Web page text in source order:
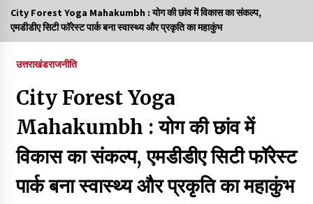
Minorities Rights Day : विश्व अल्पसंख्यक अधिकार दिवस
कार्यक्रम में शामिल हुए सीएम,आधुनिक मदरसों का नाम अब्दुल कलाम के नाम
Thought Of The Day 7 September
September 7, 2023
Thought Of The Day 6 September
September 6, 2023
City Forest Yoga Mahakumbh : योग की छांव में विकास का संकल्प,
एमडीडीए सिटी फॉरेस्ट पार्क बना स्वास्थ्य और प्रकृति का महाकुंभ
उत्तराखंडराजनीति
City Forest Yoga
Mahakumbh : योग की छांव में
विकास का संकल्प, एमडीडीए सिटी फॉरेस्ट
पार्क बना स्वास्थ्य और प्रकृति का महाकुंभ